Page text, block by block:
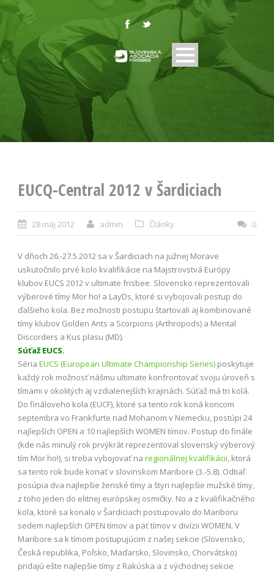
EUCQ-Central 2012 v Šardiciach
28 máj 2012 admin Články 0
V dňoch 26.-27.5.2012 sa v Šardiciach na južnej Morave
uskutočnilo prvé kolo kvalifikácie na Majstrovstvá Európy
klubov EUCS 2012 v ultimate frisbee. Slovensko reprezentovali
výberové tímy Mor ho! a LayDs, ktoré si vybojovali postup do
ďalšieho kola. Bez možnosti postupu štartovali aj kombinované
tímy klubov Golden Ants a Scorpions (Arthropods) a Mental
Discorders a Kus plasu (MD).
Súťaž EUCS.
Séria EUCS (European Ultimate Championship Series) poskytuje
každý rok možnosť nášmu ultimate konfrontovať svoju úroveň s
tímami v okolitých aj vzdialenejších krajinách. Súťaž má tri kolá.
Do fináloveho kola (EUCF), ktoré sa tento rok koná koncom
septembra vo Frankfurte nad Mohanom v Nemecku, postúpi 24
najlepších OPEN a 10 najlepších WOMEN tímov. Postup do finále
(kde nás minulý rok prvýkrát reprezentoval slovenský výberový
tím Mor ho!), si treba vybojovať na regionálnej kvalifikácii, ktorá
sa tento rok bude konať v slovinskom Maribore (3.-5.8). Odtiaľ
posúpia dva najlepšie ženské tímy a štyri najlepšie mužské tímy,
z toho jeden do elitnej európskej osmičky. No a z kvalifikačného
kola, ktoré sa konalo v Šardiciach postupovalo do Mariboru
sedem najlepších OPEN tímov a päť tímov v divízii WOMEN. V
Maribore sa k tímom postupujúcim z našej sekcie (Slovensko,
Česká republika, Poľsko, Maďarsko, Slovinsko, Chorvátsko)
pridajú ešte najlepšie tímy z Rakúska a z východnej sekcie